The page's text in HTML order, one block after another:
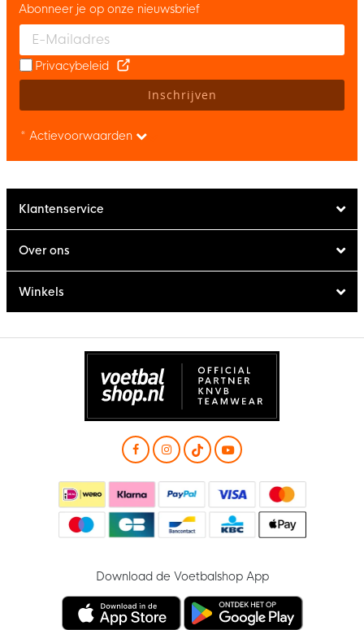
Enter your email and accept the privacy policy to subscribe to
Abonneer je op onze nieuwsbrief
Privacybeleid
Inschrijven
* Actievoorwaarden
Klantenservice
Over ons
Winkels
Download de Voetbalshop App